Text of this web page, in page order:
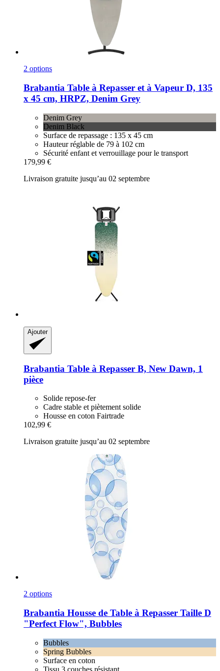
2 options
Brabantia Table à Repasser et à Vapeur D, 135
x 45 cm, HRPZ, Denim Grey
Denim Grey
Denim Black
Surface de repassage : 135 x 45 cm
Hauteur réglable de 79 à 102 cm
Sécurité enfant et verrouillage pour le transport
179,99 €
Livraison gratuite jusqu’au 02 septembre
Ajouter
Brabantia Table à Repasser B, New Dawn, 1
pièce
Solide repose-fer
Cadre stable et piètement solide
Housse en coton Fairtrade
102,99 €
Livraison gratuite jusqu’au 02 septembre
2 options
Brabantia Housse de Table à Repasser Taille D
"Perfect Flow", Bubbles
Bubbles
Spring Bubbles
Surface en coton
Tissu 3 couches résistant